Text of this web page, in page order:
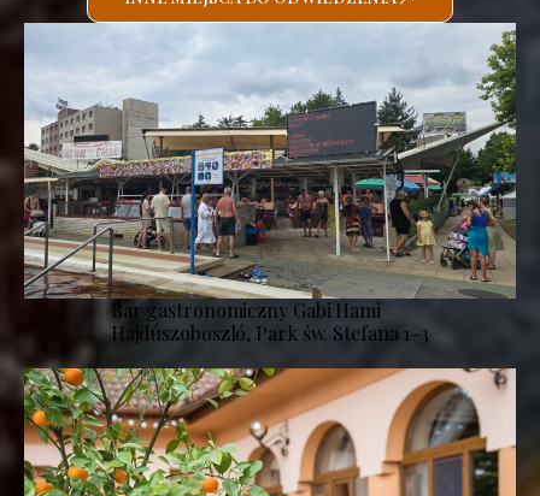
Bar gastronomiczny Gabi Hami
Hajdúszoboszló, Park św. Stefana 1–3